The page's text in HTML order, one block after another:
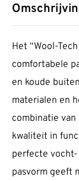
Het “Wool-
comfortabele
en koude
materialen en
combinatie
kwaliteit in
perfecte
pasvorm geeft